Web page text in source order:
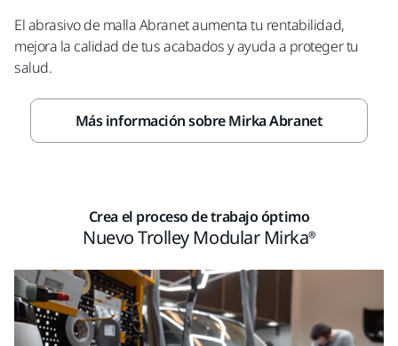
El abrasivo de malla Abranet aumenta tu rentabilidad,
mejora la calidad de tus acabados y ayuda a proteger tu
salud.
Más información sobre Mirka Abranet
Crea el proceso de trabajo óptimo
Nuevo Trolley Modular Mirka®